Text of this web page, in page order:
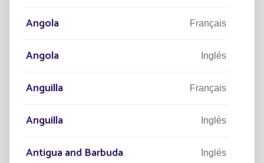
50.000 LUMINARIAS SOLARES
El mayor proyecto instalado por Fonroche
Angola Français
Angola Inglés
Anguilla Français
Anguilla Inglés
Antigua and Barbuda Inglés